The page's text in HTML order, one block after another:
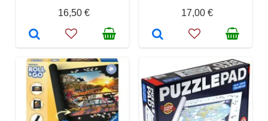
16,50 €
17,00 €